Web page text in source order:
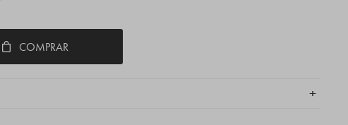
COMPRAR